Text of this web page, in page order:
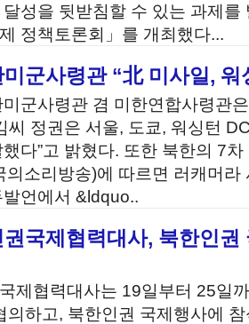
성을 뒷받침할 수 있는 과제
정책토론회」를 개최했다...
군사령관 “北 미사일, 워
군사령관 겸 미한연합사령관
씨 정권은 서울, 도쿄, 워싱턴
다”고 밝혔다. 또한 북한의 7
의소리방송)에 따르면 러캐머라
언에서 &ldquo..
국제협력대사, 북한인
제협력대사는 19일부터 25일
의하고, 북한인권 국제행사에